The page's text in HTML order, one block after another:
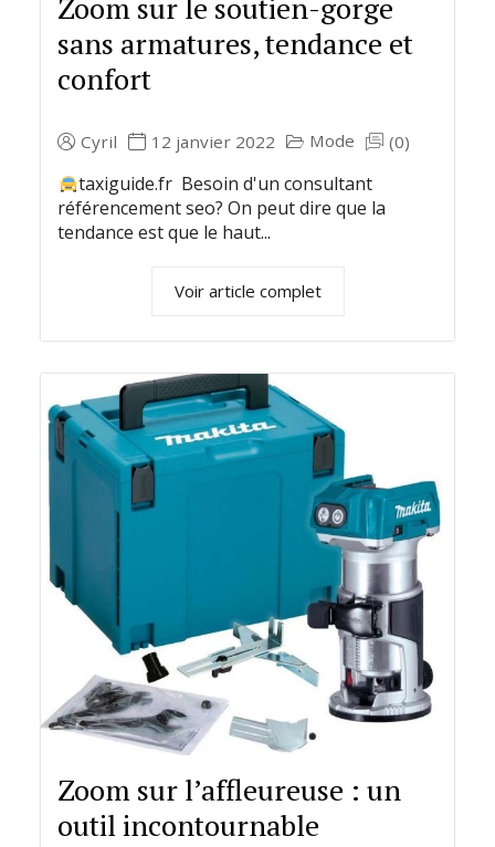
Zoom sur le soutien-gorge
sans armatures, tendance et
confort
Cyril 12 janvier 2022 Mode (0)
taxiguide.fr Besoin d'un consultant
référencement seo? On peut dire que la
tendance est que le haut...
Voir article complet
Zoom sur l’affleureuse : un
outil incontournable